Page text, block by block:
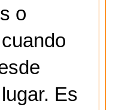
o
Es